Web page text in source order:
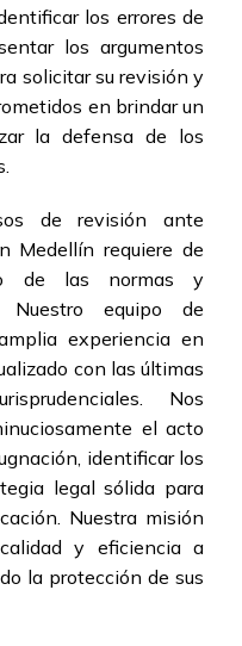
los errores de
los argumentos
solicitar su revisión y
en brindar un
la defensa de los
de revisión ante
Medellín requiere de
de las normas y
Nuestro equipo de
experiencia en
con las últimas
Nos
el acto
identificar los
legal sólida para
Nuestra misión
y eficiencia a
la protección de sus